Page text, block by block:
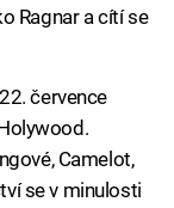
Ragnar a cítí se
července
Camelot,
se v minulosti